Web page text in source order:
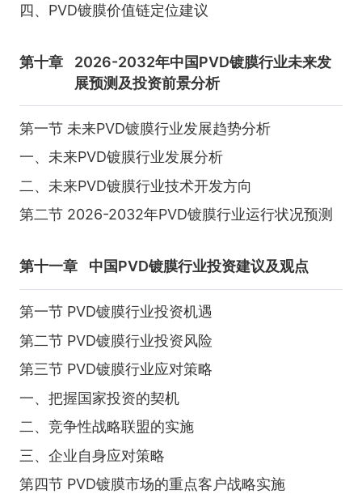
四、PVD镀膜价值链定位建议
第十章
2026-2032年中国PVD镀膜行业未来发
展预测及投资前景分析
第一节 未来PVD镀膜行业发展趋势分析
一、未来PVD镀膜行业发展分析
二、未来PVD镀膜行业技术开发方向
第二节 2026-2032年PVD镀膜行业运行状况预测
第十一章 中国PVD镀膜行业投资建议及观点
第一节 PVD镀膜行业投资机遇
第二节 PVD镀膜行业投资风险
第三节 PVD镀膜行业应对策略
一、把握国家投资的契机
二、竞争性战略联盟的实施
三、企业自身应对策略
第四节 PVD镀膜市场的重点客户战略实施